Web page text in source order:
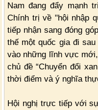
Nam đang đẩy mạnh
Chính trị về "hội nhập
tiếp nhận sang đóng
thế một quốc gia đi
vào những lĩnh vực
chủ đề “Chuyển đổi
thời điểm và ý nghĩa
Hội nghị trực tiếp với